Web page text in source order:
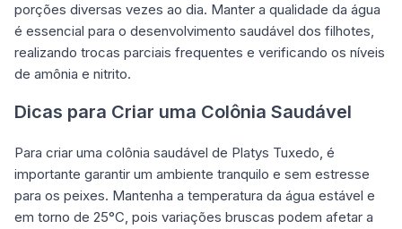
porções diversas vezes ao dia. Manter a qualidade da água
é essencial para o desenvolvimento saudável dos filhotes,
realizando trocas parciais frequentes e verificando os níveis
de amônia e nitrito.
Dicas para Criar uma Colônia Saudável
Para criar uma colônia saudável de Platys Tuxedo, é
importante garantir um ambiente tranquilo e sem estresse
para os peixes. Mantenha a temperatura da água estável e
em torno de 25°C, pois variações bruscas podem afetar a